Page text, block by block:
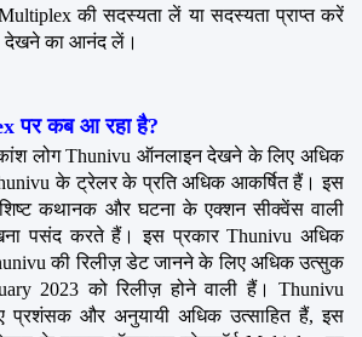
की सदस्यता लें या सदस्यता प्राप्त करें
देखने का आनंद लें।
पर कब आ रहा है?
लोग Thunivu ऑनलाइन देखने के लिए अधिक
के ट्रेलर के प्रति अधिक आकर्षित हैं। इस
कथानक और घटना के एक्शन सीक्वेंस वाली
पसंद करते हैं। इस प्रकार Thunivu अधिक
की रिलीज़ डेट जानने के लिए अधिक उत्सुक
2023 को रिलीज़ होने वाली हैं। Thunivu
और अनुयायी अधिक उत्साहित हैं, इस